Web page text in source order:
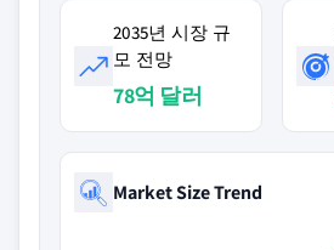
2035년 시장 규
모 전망
78억 달러
Market Size Trend